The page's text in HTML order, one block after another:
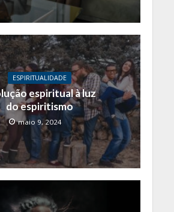
ESPIRITUALIDADE
espiritual à luz
do espiritismo
maio 9, 2024